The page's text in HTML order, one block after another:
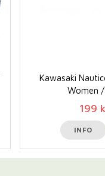
Kawasaki
Women
199
INFO